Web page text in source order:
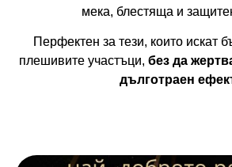
мека, блестяща и
Перфектен за тези, които искат
плешивите участъци, без да
дълготраен